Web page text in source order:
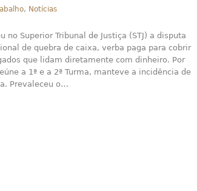
, Notícias
no Superior Tribunal de Justiça (STJ) a disputa
de quebra de caixa,­ verba paga para cobrir
que lidam diretamente com dinheiro. Por
a 1ª e a 2ª Turma, manteve a incidência de
Prevaleceu o…